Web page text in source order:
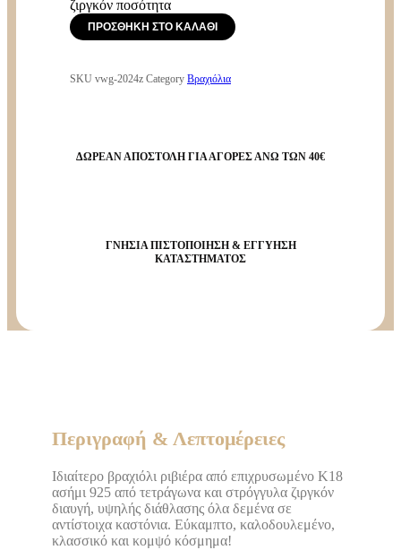
ζιργκόν ποσότητα
ΠΡΟΣΘΉΚΗ ΣΤΟ ΚΑΛΆΘΙ
SKU vwg-2024z Category Βραχιόλια
ΔΩΡΕΑΝ ΑΠΟΣΤΟΛΗ ΓΙΑ ΑΓΟΡΕΣ ΑΝΩ ΤΩΝ 40€
ΓΝΗΣΙΑ ΠΙΣΤΟΠΟΙΗΣΗ & ΕΓΓΥΗΣΗ
ΚΑΤΑΣΤΗΜΑΤΟΣ
Περιγραφή & Λεπτομέρειες
Ιδιαίτερο βραχιόλι ριβιέρα από επιχρυσωμένο K18
ασήμι 925 από τετράγωνα και στρόγγυλα ζιργκόν
διαυγή, υψηλής διάθλασης όλα δεμένα σε
αντίστοιχα καστόνια. Εύκαμπτο, καλοδουλεμένο,
κλασσικό και κομψό κόσμημα!